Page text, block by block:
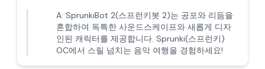
A: SprunkiBot 2(스프런키봇 2)는 공포와 리듬을
혼합하여 독특한 사운드스케이프와 새롭게 디자
인된 캐릭터를 제공합니다. Sprunki(스프런키)
OC에서 스릴 넘치는 음악 여행을 경험하세요!